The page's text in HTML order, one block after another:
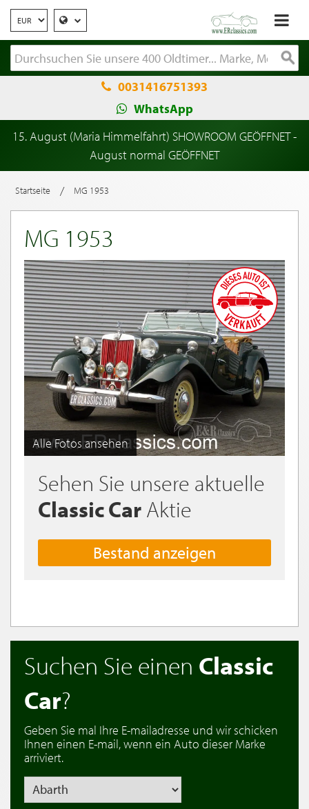
0031416751393
WhatsApp
15. August (Maria Himmelfahrt) SHOWROOM GEÖFFNET -
August normal GEÖFFNET
Startseite / MG 1953
MG 1953
Alle Fotos ansehen
Sehen Sie unsere aktuelle
Classic Car Aktie
Bestand anzeigen
Suchen Sie einen Classic
Car?
Geben Sie mal Ihre E-mailadresse und wir schicken
Ihnen einen E-mail, wenn ein Auto dieser Marke
arriviert.